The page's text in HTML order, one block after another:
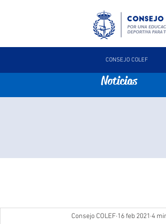
CONSEJO COLEF
Noticias
Consejo COLEF 16 feb 2021 4